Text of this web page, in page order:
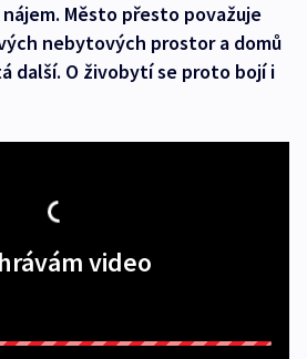
Město přesto považuje
nebytových prostor a domů
další. O živobytí se proto bojí i
video